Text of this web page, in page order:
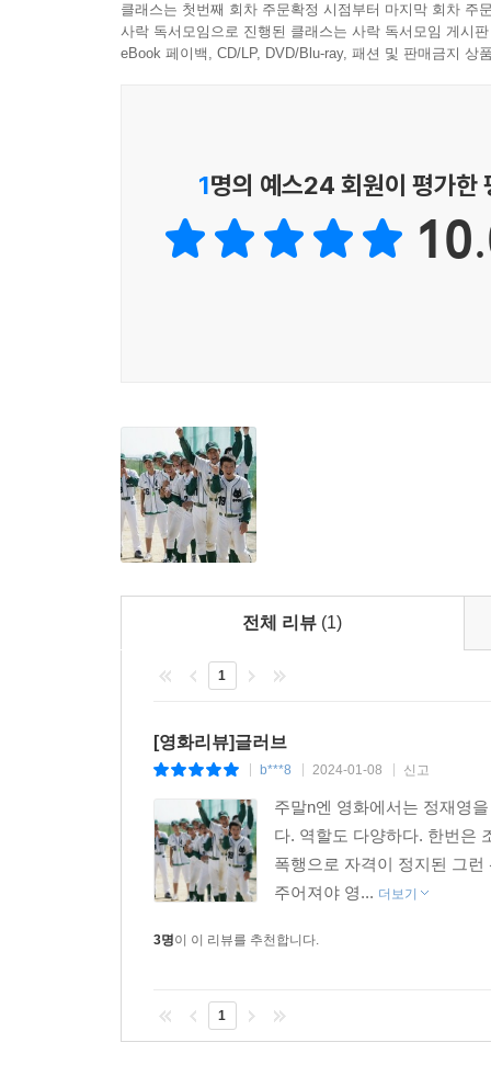
클래스는 첫번째 회차 주문확정 시점부터 마지막 회차 주
사락 독서모임으로 진행된 클래스는 사락 독서모임 게시
eBook 페이백, CD/LP, DVD/Blu-ray, 패션 및 판매금지 상
1명의 예스24 회원이 평가한
전체 리뷰 (1)
1
[영화리뷰]글러브
b***8 2024-01-08 신고
주말n엔 영화에서는 정재영
다. 역할도 다양하다. 한번은
폭행으로 자격이 정지된 그
주어져야 영... 더보기
3명이 이 리뷰를 추천합니다.
1